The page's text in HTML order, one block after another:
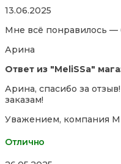
Rated
out
5
13.06.2025
Мне всё понравилось —
Арина
Ответ из "MeliSSa"
Арина, спасибо за
заказам!
Уважением, компания
Отлично